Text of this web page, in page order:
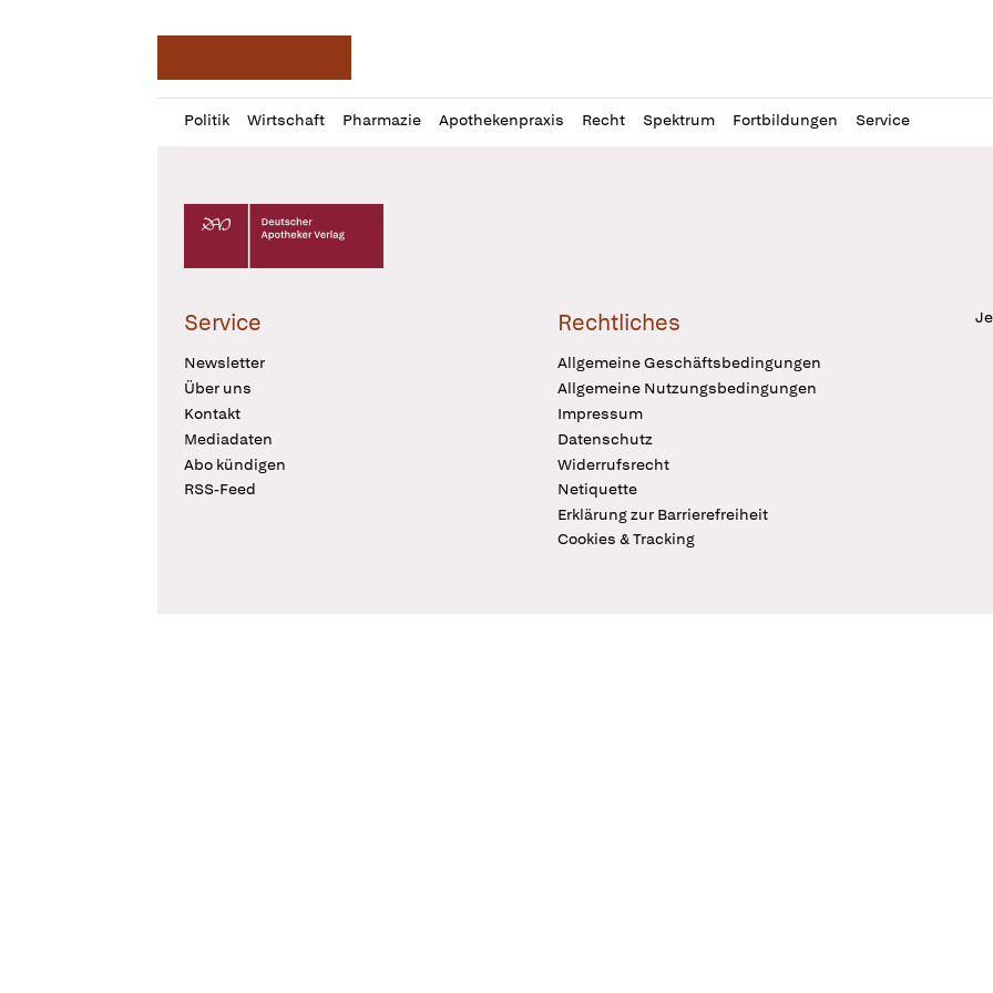
Politik Wirtschaft Pharmazie Apothekenpraxis Recht Spektrum Fortbildungen Service
Profil
öffnen
Daz
Pur
Deutscher Apotheker Verlag Logo
Service
Newsletter
Über uns
Kontakt
Mediadaten
Abo kündigen
RSS-Feed
Rechtliches
Allgemeine Geschäftsbedingungen
Allgemeine Nutzungsbedingungen
Impressum
Datenschutz
Widerrufsrecht
Netiquette
Erklärung zur Barrierefreiheit
Cookies & Tracking